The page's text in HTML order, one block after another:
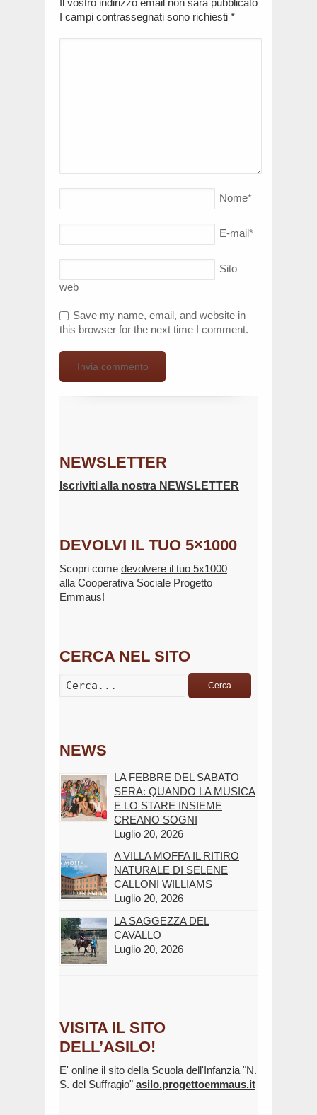
I campi contrassegnati sono richiesti *
Nome*
E-mail*
Sito
web
Save my name, email, and website in
this browser for the next time I comment.
NEWSLETTER
Iscriviti alla nostra NEWSLETTER
DEVOLVI IL TUO 5×1000
Scopri come devolvere il tuo 5x1000
alla Cooperativa Sociale Progetto
Emmaus!
CERCA NEL SITO
Cerca
NEWS
LA FEBBRE DEL SABATO
SERA: QUANDO LA MUSICA
E LO STARE INSIEME
CREANO SOGNI
Luglio 20, 2026
A VILLA MOFFA IL RITIRO
NATURALE DI SELENE
CALLONI WILLIAMS
Luglio 20, 2026
LA SAGGEZZA DEL
CAVALLO
Luglio 20, 2026
VISITA IL SITO
DELL’ASILO!
E' online il sito della Scuola dell'Infanzia "N.
S. del Suffragio" asilo.progettoemmaus.it